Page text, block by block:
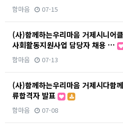
함마음 07-15
(사)함께하는우리마음 거제시니어
사회활동지원사업 담당자 채용 …
함마음 07-13
(사)함께하는우리마음 거제시다함
류합격자 발표
함마음 07-08